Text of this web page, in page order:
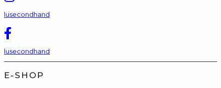
lusecondhand
lusecondhand
E-SHOP